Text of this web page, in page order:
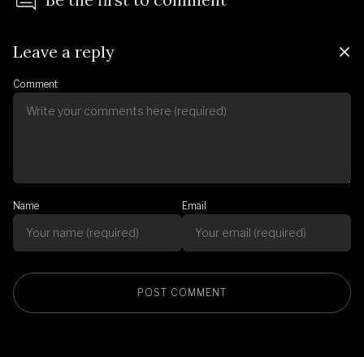
Leave a reply
Comment
Name Email